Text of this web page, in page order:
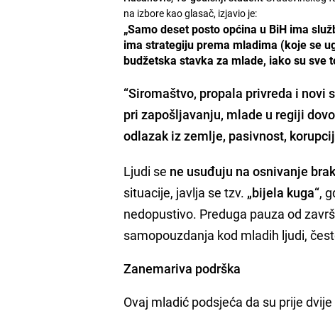
na izbore kao glasač, izjavio je:
„Samo deset posto općina u BiH ima
ima strategiju prema mladima (koje se
budžetska stavka za mlade, iako su sve
“Siromaštvo, propala privreda i
pri zapošljavanju, mlade u regiji
odlazak iz zemlje, pasivnost,
Ljudi se ne usuđuju na osnivanje
situacije, javlja se tzv. „bijela kuga“,
nedopustivo. Preduga pauza od
samopouzdanja kod mladih ljudi,
Zanemariva podrška
Ovaj mladić podsjeća da su prije